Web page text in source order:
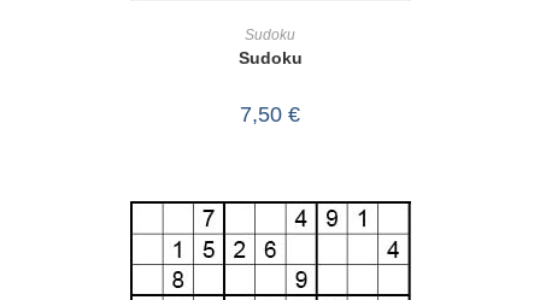
Sudoku
Sudoku
7,50 €